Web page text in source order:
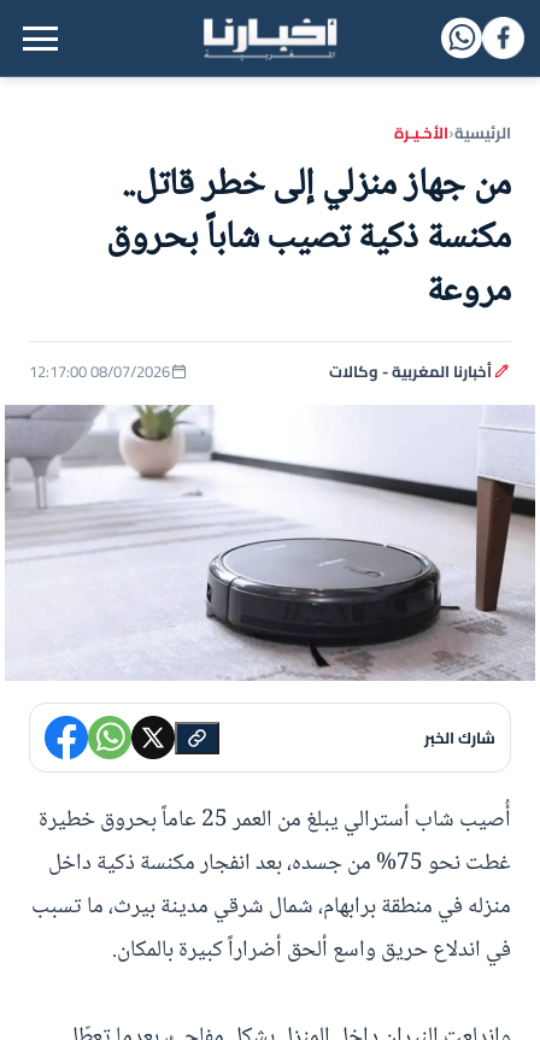
القائمة الرئيسية
الرئيسية‹الأخـيـرة
من جهاز منزلي إلى خطر قاتل..
مكنسة ذكية تصيب شاباً بحروق
مروعة
أخبارنا المغربية - وكالات 08/07/2026 12:17:00
شارك الخبر
أُصيب شاب أسترالي يبلغ من العمر 25 عاماً بحروق خطيرة
غطت نحو 75% من جسده، بعد انفجار مكنسة ذكية داخل
منزله في منطقة برابهام، شمال شرقي مدينة بيرث، ما تسبب
في اندلاع حريق واسع ألحق أضراراً كبيرة بالمكان.